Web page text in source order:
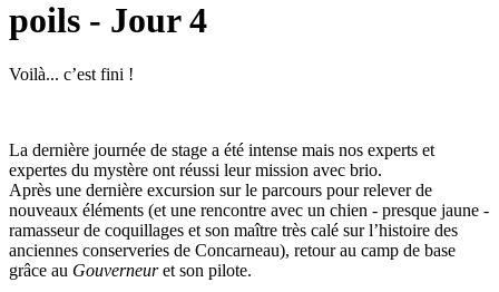
poils - Jour 4
Voilà... c’est fini !
La dernière journée de stage a été intense mais nos experts et
expertes du mystère ont réussi leur mission avec brio.
Après une dernière excursion sur le parcours pour relever de
nouveaux éléments (et une rencontre avec un chien - presque jaune -
ramasseur de coquillages et son maître très calé sur l’histoire des
anciennes conserveries de Concarneau), retour au camp de base
grâce au Gouverneuret son pilote.